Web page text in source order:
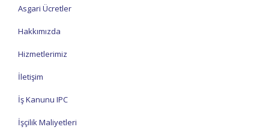
Asgari Ücretler
Hakkımızda
Hizmetlerimiz
İletişim
İş Kanunu IPC
İşçilik Maliyetleri